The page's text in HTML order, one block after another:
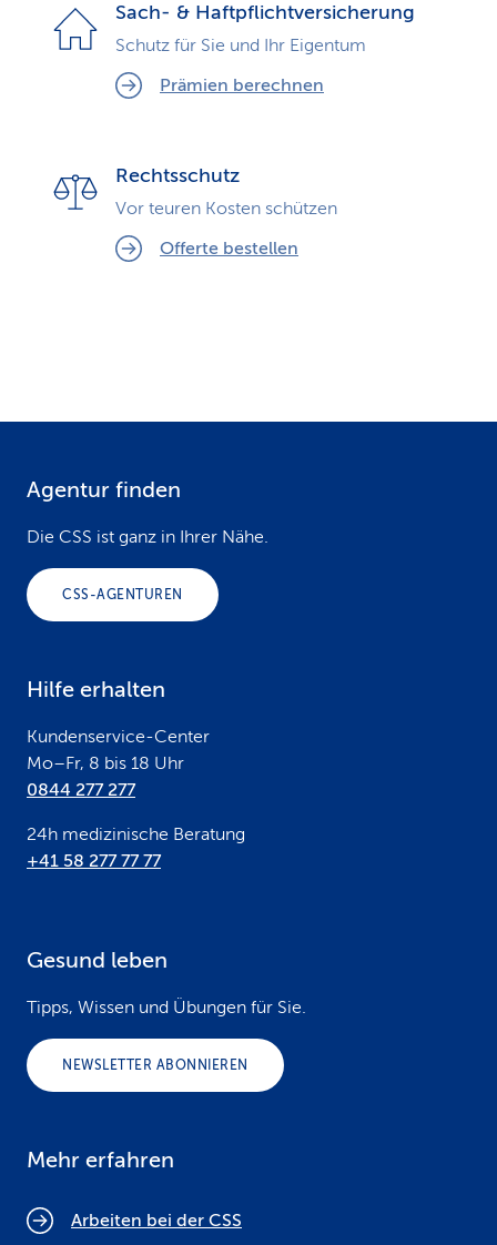
Sach- & Haftpflicht­ver­sicherung
Schutz für Sie und Ihr Eigentum
Prämien berechnen
Rechts­schutz
Vor teuren Kosten schützen
Offerte bestellen
Agentur finden
Die CSS ist ganz in Ihrer Nähe.
CSS-AGENTUREN
Hilfe erhalten
Kundenservice-Center
Mo–Fr, 8 bis 18 Uhr
0844 277 277
24h medizinische Beratung
+41 58 277 77 77
Gesund leben
Tipps, Wissen und Übungen für Sie.
NEWSLETTER ABONNIEREN
Mehr erfahren
Arbeiten bei der CSS